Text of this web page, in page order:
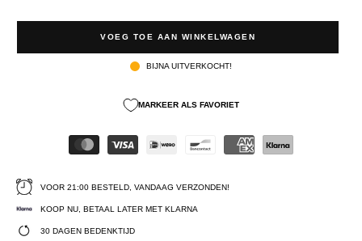
VOEG TOE AAN WINKELWAGEN
BIJNA UITVERKOCHT!
MARKEER ALS FAVORIET
VOOR 21:00 BESTELD, VANDAAG VERZONDEN!
KOOP NU, BETAAL LATER MET KLARNA
30 DAGEN BEDENKTIJD